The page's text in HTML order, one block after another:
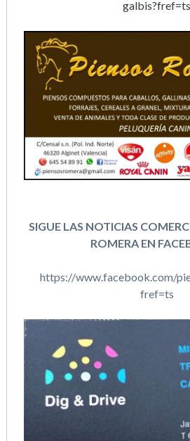
galbis?fref=ts
SIGUE LAS NOTICIAS
ROMERA EN
https://www.facebook.com/
fref=ts